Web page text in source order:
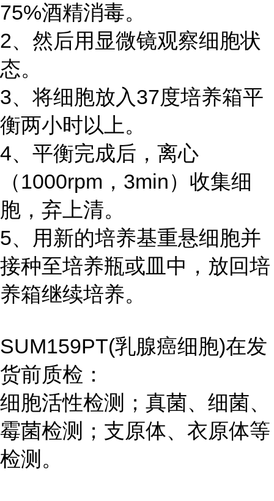
75%酒精消毒。
2、然后用显微镜观察细胞状
态。
3、将细胞放入37度培养箱平
衡两小时以上。
4、平衡完成后，离心
（1000rpm，3min）收集细
胞，弃上清。
5、用新的培养基重悬细胞并
接种至培养瓶或皿中，放回培
养箱继续培养。
SUM159PT(乳腺癌细胞)在发
货前质检：
细胞活性检测；真菌、细菌、
霉菌检测；支原体、衣原体等
检测。